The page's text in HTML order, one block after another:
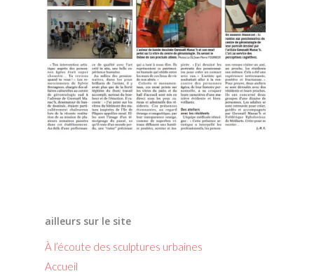
ailleurs sur le site
À l’écoute des sculptures urbaines
Accueil